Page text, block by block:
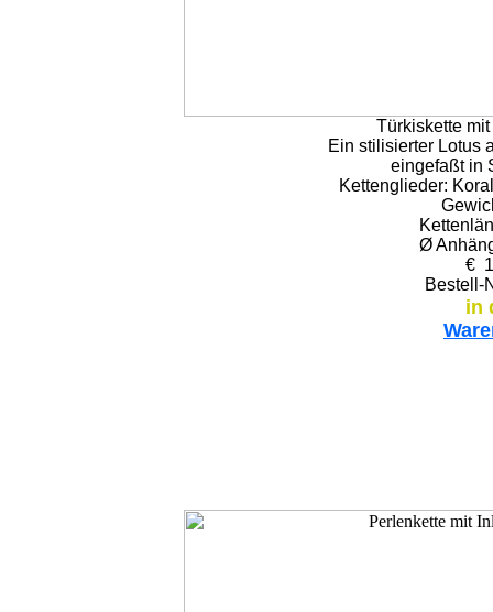
Türkiskette
Ein stilisierter Lotus
eingefaßt in
Kettenglieder:
Ø
€
Bestell-
in